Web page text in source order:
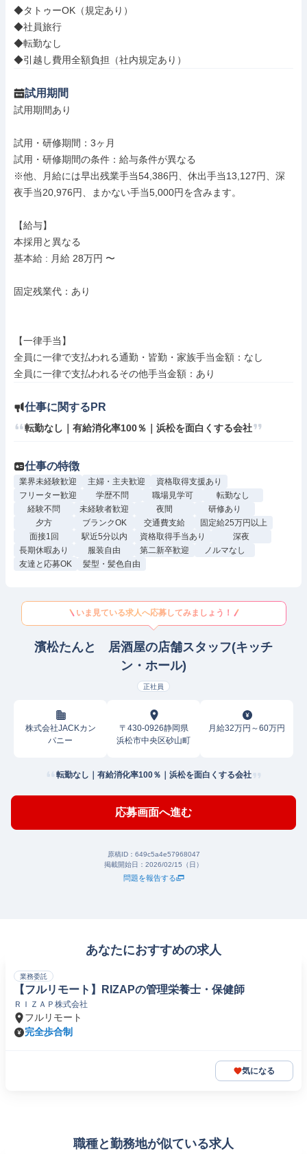
◆タトゥーOK（規定あり）
◆社員旅行
◆転勤なし
◆引越し費用全額負担（社内規定あり）
試用期間
試用期間あり
試用・研修期間：3ヶ月
試用・研修期間の条件：給与条件が異なる
※他、月給には早出残業手当54,386円、休出手当13,127円、深
夜手当20,976円、まかない手当5,000円を含みます。
【給与】
本採用と異なる
基本給 : 月給 28万円 〜
固定残業代：あり
【一律手当】
全員に一律で支払われる通勤・皆勤・家族手当金額：なし
仕事に関するPR
転勤なし｜有給消化率100％｜浜松を面白くする会社
仕事の特徴
業界未経験歓迎 主婦・主夫歓迎
資格取得支援あり
フリーター歓迎
学歴不問 職場見学可
転勤なし
経験不問
未経験者歓迎 夜間
研修あり
夕方
ブランクOK 交通費支給
固定給25万円以上
面接1回
駅近5分以内 資格取得手当あり
深夜
長期休暇あり
服装自由 第二新卒歓迎
ノルマなし
友達と応募OK
髪型・髪色自由
いま見ている求人へ応募してみましょう！
濱松たんと 居酒屋の店舗スタッフ(キッチ
ン・ホール)
正社員
株式会社JACKカン
パニー
〒430-0926静岡県
浜松市中央区砂山町
月給32万円～60万円
転勤なし｜有給消化率100％｜浜松を面白くする会社
応募画面へ進む
原稿ID： 649c5a4e57968047
掲載開始日： 2026/02/15（日）
問題を報告する
あなたにおすすめの求人
業務委託
【フルリモート】RIZAPの管理栄養士・保健師
ＲＩＺＡＰ株式会社
フルリモート
完全歩合制
気になる
職種と勤務地が似ている求人